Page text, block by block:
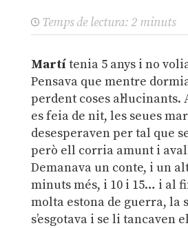
Temps de lectura: 2 minuts
Martítenia 5 anys i no
Pensava que mentre dormia
perdent coses al·lucinants.
es feia de nit, les seues
desesperaven per tal que
però ell corria amunt i avall
Demanava un conte, i un
minuts més, i 10 i 15… i al
molta estona de guerra, la
s’esgotava i se li tancaven